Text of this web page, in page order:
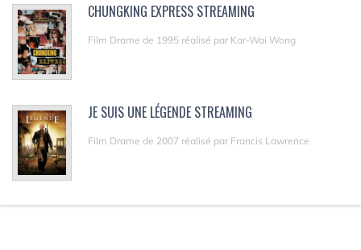
CHUNGKING EXPRESS STREAMING
Film Drame de 1995 réalisé par Kar-Wai Wong
JE SUIS UNE LÉGENDE STREAMING
Film Drame de 2007 réalisé par Francis Lawrence